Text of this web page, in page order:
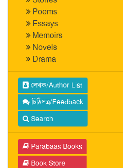
Poems
Essays
Memoirs
Novels
Drama
লেখক/Author List
চিঠিপত্র/Feedback
Search
Parabaas Books
Book Store